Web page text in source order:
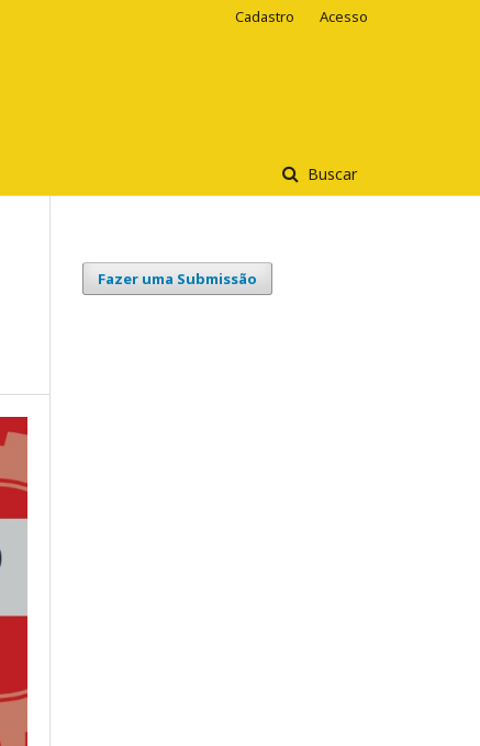
Buscar
Cadastro Acesso
Fazer uma Submissão